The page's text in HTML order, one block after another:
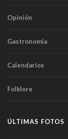
Opinión
Gastronomía
Calendarios
Folklore
ÚLTIMAS FOTOS